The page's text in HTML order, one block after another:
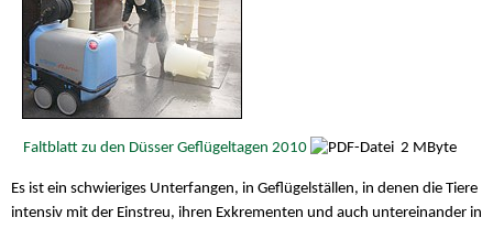
Faltblatt zu den Düsser Geflügeltagen 2010 2 MByte
Es ist ein schwieriges Unterfangen, in Geflügelställen, in denen die Tiere
intensiv mit der Einstreu, ihren Exkrementen und auch untereinander in